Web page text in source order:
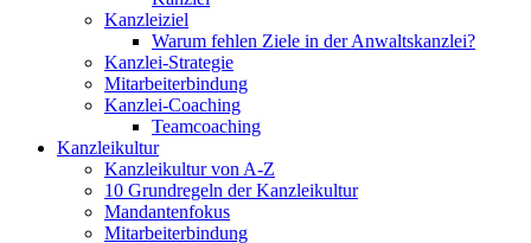
Kanzleiziel
Warum fehlen Ziele in der Anwaltskanzlei?
Kanzlei-Strategie
Mitarbeiterbindung
Kanzlei-Coaching
Teamcoaching
Kanzleikultur
Kanzleikultur von A-Z
10 Grundregeln der Kanzleikultur
Mandantenfokus
Mitarbeiterbindung